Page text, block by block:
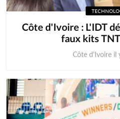
Côte d'Ivoire : L'IDT
faux kits
Côte d'Ivoire il